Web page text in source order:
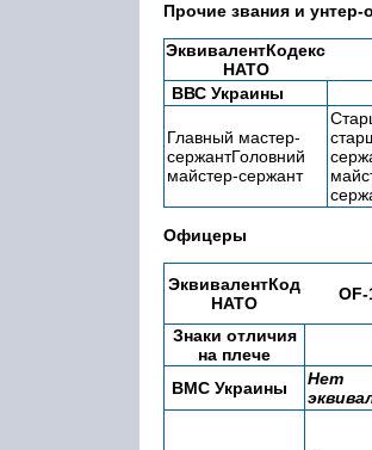
Прочие звания и
ЭквивалентКодекс
НАТО
ВВС Украины
Главный мастер-
сержантГоловний
майстер-сержант
Офицеры
ЭквивалентКод
НАТО
OF-
Знаки отличия
на плече
ВМС Украины
Нет